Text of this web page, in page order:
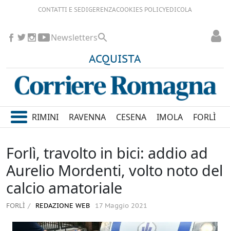
CONTATTI E SEDIGERENZACOOKIES POLICYEDICOLA
ACQUISTA
Newsletters
RIMINI RAVENNA CESENA IMOLA FORLÌ
Forlì, travolto in bici: addio ad
Aurelio Mordenti, volto noto del
calcio amatoriale
FORLÌ REDAZIONE WEB 17 Maggio 2021